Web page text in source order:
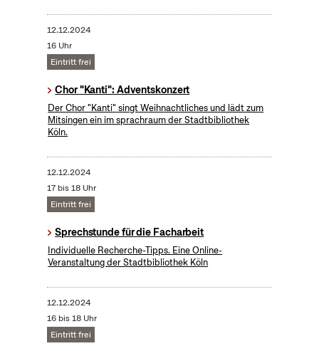
12.12.2024
16 Uhr
Eintritt frei
Chor "Kanti": Adventskonzert
Der Chor "Kanti" singt Weihnachtliches und lädt zum
Mitsingen ein im sprachraum der Stadtbibliothek
Köln.
12.12.2024
17 bis 18 Uhr
Eintritt frei
Sprechstunde für die Facharbeit
Individuelle Recherche-Tipps. Eine Online-
Veranstaltung der Stadtbibliothek Köln
12.12.2024
16 bis 18 Uhr
Eintritt frei